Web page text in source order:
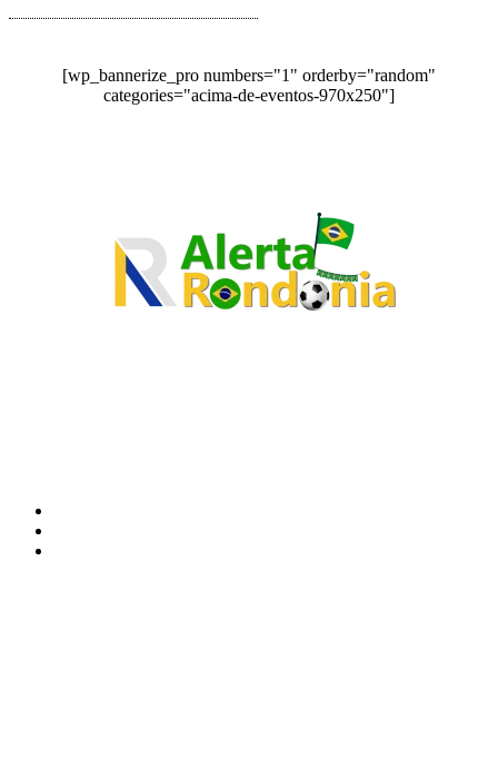
[wp_bannerize_pro numbers="1" orderby="random"
categories="acima-de-eventos-970x250"]